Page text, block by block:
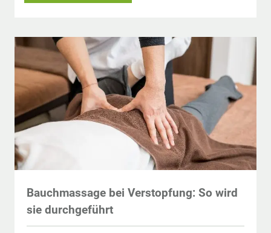
Bauchmassage bei Verstopfung: So wird
sie durchgeführt